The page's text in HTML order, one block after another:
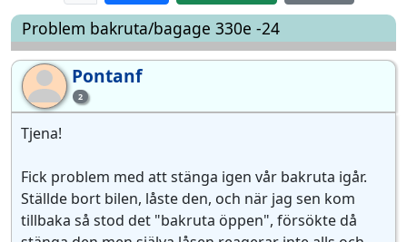
Problem bakruta/bagage 330e -24
Po 2
Pontanf
Tjena!
Fick problem med att stänga igen vår bakruta igår.
Ställde bort bilen, låste den, och när jag sen kom
tillbaka så stod det "bakruta öppen", försökte då